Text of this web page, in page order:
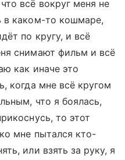
всё вокруг меня не
в каком-то кошмаре,
по кругу, и всё
снимают фильм и всё
как иначе это
когда мне всё кругом
что я боялась,
то этот
мне пытался кто-
или взять за руку, я